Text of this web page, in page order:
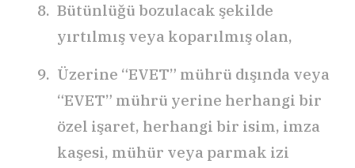
Bütünlüğü bozulacak şekilde
yırtılmış veya koparılmış olan,
Üzerine “EVET” mührü dışında veya
“EVET” mührü yerine herhangi bir
özel işaret, herhangi bir isim, imza
kaşesi, mühür veya parmak izi